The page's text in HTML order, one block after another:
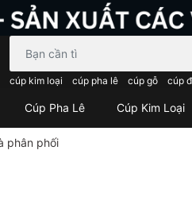
cúp kim loại cúp pha lê cúp gỗ cúp
Cúp Pha Lê Cúp Kim Loại
phân phối